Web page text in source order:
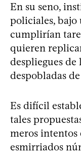
En su seno,
policiales,
cumplirían
quieren
despliegues
despobladas
Es difícil
tales
meros intentos
esmirriados